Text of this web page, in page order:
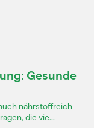
Gesunde
nährstoffreich
die vie...